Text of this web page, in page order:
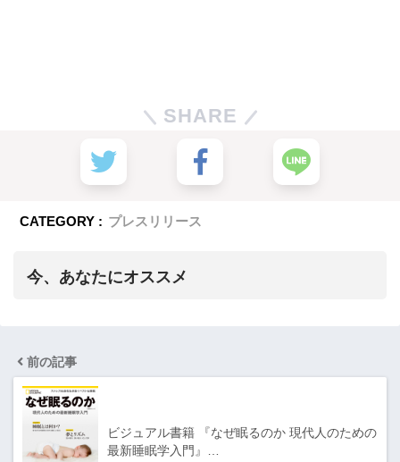
SHARE
CATEGORY : プレスリリース
今、あなたにオススメ
前の記事
ビジュアル書籍 『なぜ眠るのか 現代人のための
最新睡眠学入門』…